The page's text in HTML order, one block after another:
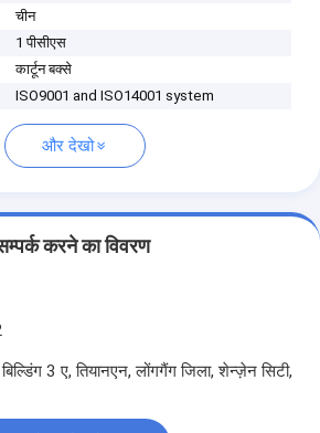
चीन
1 पीसीएस
कार्टून बक्से
ISO9001 and ISO14001 system
और देखो
करने का विवरण
3 ए, तियानएन, लोंगगैंग जिला, शेन्ज़ेन सिटी,